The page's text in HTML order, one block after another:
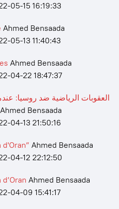
05-15 16:19:33
Ahmed Bensaada
05-13 11:40:43
Ahmed Bensaada
04-22 18:47:37
العقوبات الرياضية ضد روسيا:
Ahmed Bensaada
04-13 21:50:16
Ahmed Bensaada
04-12 22:12:50
Ahmed Bensaada
04-09 15:41:17